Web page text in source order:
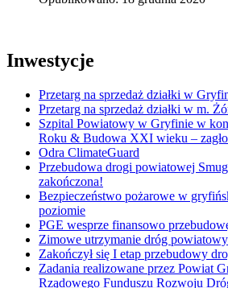
Inwestycje
Przetarg na sprzedaż działki w
Przetarg na sprzedaż działki w m.
Szpital Powiatowy w Gryfinie w
Roku & Budowa XXI wieku –
Odra ClimateGuard
Przebudowa drogi powiatowej
zakończona!
Bezpieczeństwo pożarowe w
poziomie
PGE wesprze finansowo
Zimowe utrzymanie dróg
Zakończył się I etap przebudowy
Zadania realizowane przez Powiat
Rządowego Funduszu Rozwoju